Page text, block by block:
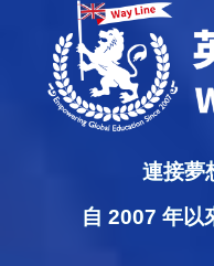
連接夢
自 2007 年以